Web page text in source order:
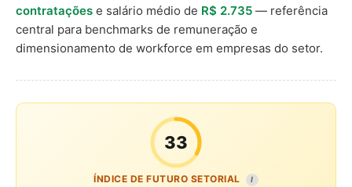
contratações e salário médio de R$ 2.735 — referência
central para benchmarks de remuneração e
dimensionamento de workforce em empresas do setor.
33
ÍNDICE DE FUTURO SETORIAL I